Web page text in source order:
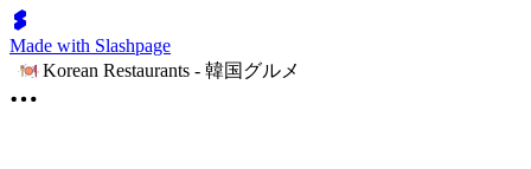
Made with Slashpage
Korean Restaurants - 韓国グルメ